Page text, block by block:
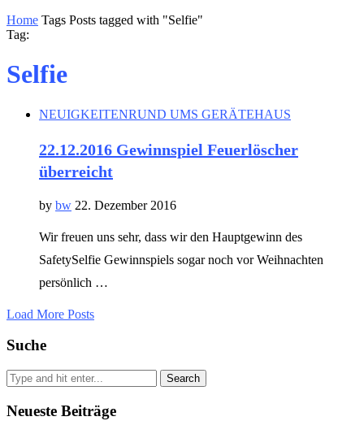
Home Tags Posts tagged with "Selfie"
Tag:
Selfie
NEUIGKEITENRUND UMS GERÄTEHAUS
22.12.2016 Gewinnspiel Feuerlöscher
überreicht
by bw 22. Dezember 2016
Wir freuen uns sehr, dass wir den Hauptgewinn des
SafetySelfie Gewinnspiels sogar noch vor Weihnachten
persönlich …
Load More Posts
Suche
Search
Neueste Beiträge